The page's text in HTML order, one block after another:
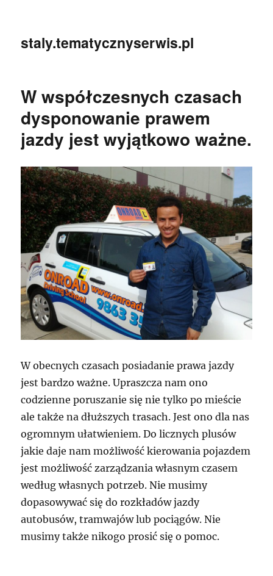
staly.tematycznyserwis.pl
W współczesnych czasach
dysponowanie prawem
jazdy jest wyjątkowo ważne.
W obecnych czasach posiadanie prawa jazdy
jest bardzo ważne. Upraszcza nam ono
codzienne poruszanie się nie tylko po mieście
ale także na dłuższych trasach. Jest ono dla nas
ogromnym ułatwieniem. Do licznych plusów
jakie daje nam możliwość kierowania pojazdem
jest możliwość zarządzania własnym czasem
według własnych potrzeb. Nie musimy
dopasowywać się do rozkładów jazdy
autobusów, tramwajów lub pociągów. Nie
musimy także nikogo prosić się o pomoc.